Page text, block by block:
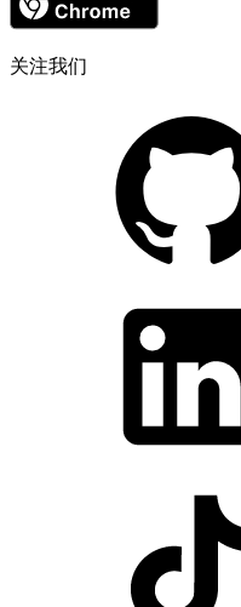
关注我们